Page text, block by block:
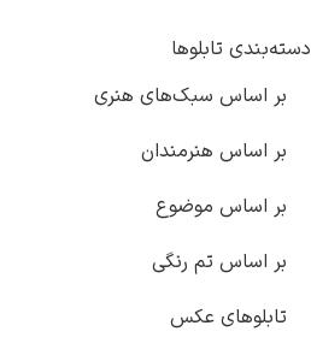
دسته‌بندی تابلوها
بر اساس سبک‌های هنری
بر اساس هنرمندان
بر اساس موضوع
بر اساس تم رنگی
تابلوهای عکس